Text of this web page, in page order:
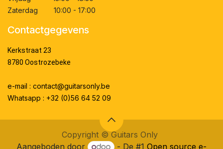
Zaterdag 10:00 - 17:00
Contactgegevens
Kerkstraat 23
8780 Oostrozebeke
e-mail : contact@guitarsonly.be
Whatsapp : +32 (0)56 64 52 09
Copyright ©Guitars Only
Aangeboden door
- De #1Open source e-